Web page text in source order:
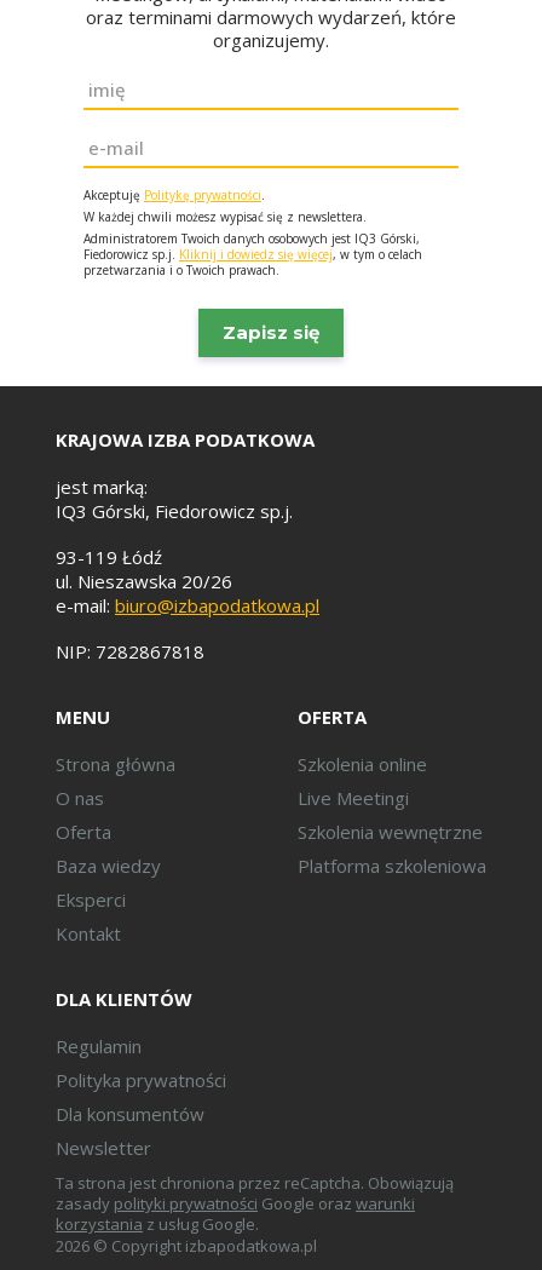
oraz terminami darmowych wydarzeń, które
organizujemy.
Imię
*
Email
*
Akceptuję Politykę prywatności.
W każdej chwili możesz wypisać się z newslettera.
Administratorem Twoich danych osobowych jest IQ3 Górski,
Fiedorowicz sp.j. Kliknij i dowiedz się więcej, w tym o celach
przetwarzania i o Twoich prawach.
KRAJOWA IZBA PODATKOWA
jest marką:
IQ3 Górski, Fiedorowicz sp.j.
93-119 Łódź
ul. Nieszawska 20/26
e-mail: biuro@izbapodatkowa.pl
NIP: 7282867818
MENU
Strona główna
O nas
Oferta
Baza wiedzy
Eksperci
Kontakt
OFERTA
Szkolenia online
Live Meetingi
Szkolenia wewnętrzne
Platforma szkoleniowa
DLA KLIENTÓW
Regulamin
Polityka prywatności
Dla konsumentów
Newsletter
Ta strona jest chroniona przez reCaptcha. Obowiązują
zasady polityki prywatności Google oraz warunki
korzystania z usług Google.
2026 © Copyright izbapodatkowa.pl